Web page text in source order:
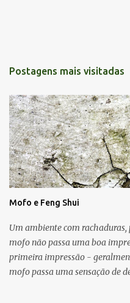
Postagens mais visitadas
Mofo e Feng Shui
Um ambiente com rachaduras,
mofo não passa uma boa
primeira impressão -
mofo passa uma sensação de